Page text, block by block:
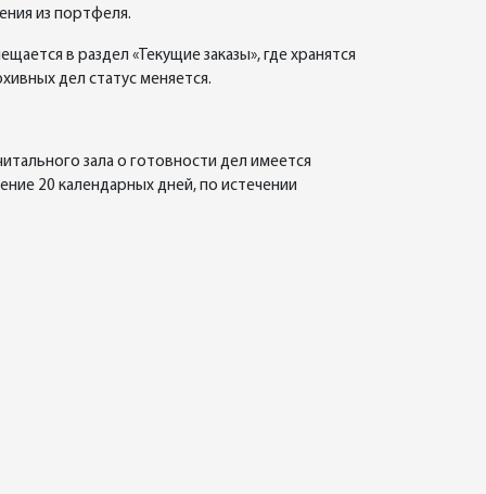
из портфеля.
в раздел «Текущие заказы», где хранятся
дел статус меняется.
зала о готовности дел имеется
20 календарных дней, по истечении